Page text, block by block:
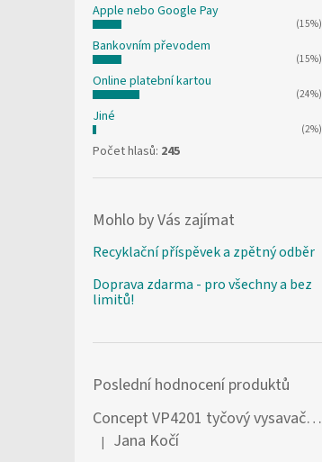
Apple nebo Google Pay
(15%)
Bankovním převodem
(15%)
Online platební kartou
(24%)
Jiné
(2%)
Počet hlasů: 245
Mohlo by Vás zajímat
Recyklační příspěvek a zpětný odběr
Doprava zdarma - pro všechny a bez
limitů!
Poslední hodnocení produktů
Concept VP4201 tyčový vysavač / elektrický smeták Tyčový vysavač 2 v 1 AC Suché a mokré Bezsáčkové 0,6 l 90 W Černá, Stříbrná
Hodnocení produktu je 5 z 5 hvězdiček.
| Jana Kočí